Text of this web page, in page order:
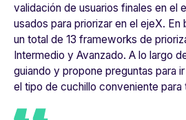
validación de usuarios finales en el
usados para priorizar en el ejeX.
un total de 13 frameworks de
Intermedio y Avanzado. A lo largo
guiando y propone preguntas para
el tipo de cuchillo conveniente para